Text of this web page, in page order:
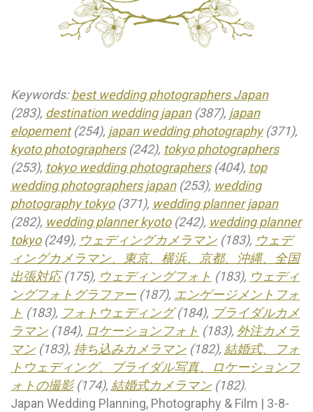
Keywords:best wedding photographers Japan
(283), destination wedding japan(387), japan
elopement(254), japan wedding photography(371),
kyoto photographers(242), tokyo photographers
(253), tokyo wedding photographers(404), top
wedding photographers japan(253), wedding
photography tokyo(371), wedding planner japan
(282), wedding planner kyoto(242), wedding planner
tokyo(249), ウェディングカメラマン(183), ウェデ
ィングカメラマン、東京、横浜、京都、沖縄、全国
出張対応(175), ウェディングフォト (183), ウェディ
ングフォトグラファー(187), エンゲージメントフォ
ト (183), フォトウェディング(184), ブライダルカメ
ラマン(184), ロケーションフォト (183), 外注カメラ
マン(183), 持ち込みカメラマン(182), 結婚式、フォ
トウェディング、ブライダル写真、ロケーションフ
ォトの撮影(174), 結婚式カメラマン(182).
Japan Wedding Planning, Photography & Film | 3-8-